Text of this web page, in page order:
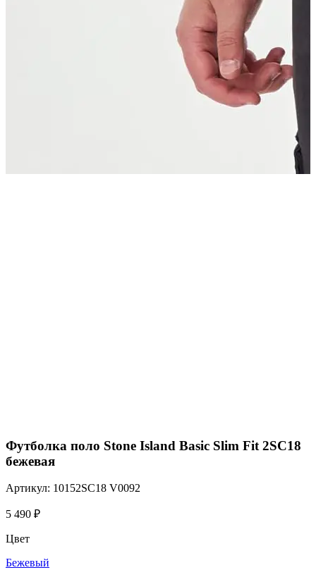
Футболка поло Stone Island Basic Slim Fit 2SC18
бежевая
Артикул: 10152SC18 V0092
5 490 ₽
Цвет
Бежевый